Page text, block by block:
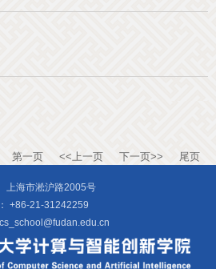
第一页 <<上一页 下一页>> 尾页
上海市淞沪路2005号
+86-21-31242259
cs_school@fudan.edu.cn